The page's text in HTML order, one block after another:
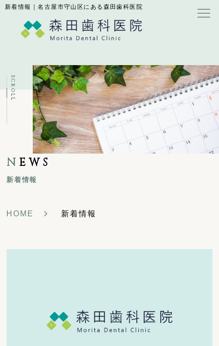
新着情報｜名古屋市守山区にある森田歯科医院
N EWS
新着情報
SCROLL
HOME 新着情報